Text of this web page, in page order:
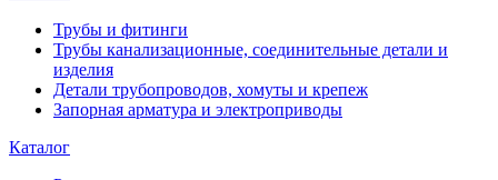
Трубы и фитинги
Трубы канализационные, соединительные детали и
изделия
Детали трубопроводов, хомуты и крепеж
Запорная арматура и электроприводы
Каталог